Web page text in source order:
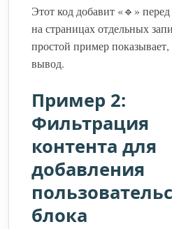
Этот код добавит «🔹»
на страницах отдельных
простой пример показывает,
вывод.
Пример 2:
Фильтрация
контента для
добавления
блока